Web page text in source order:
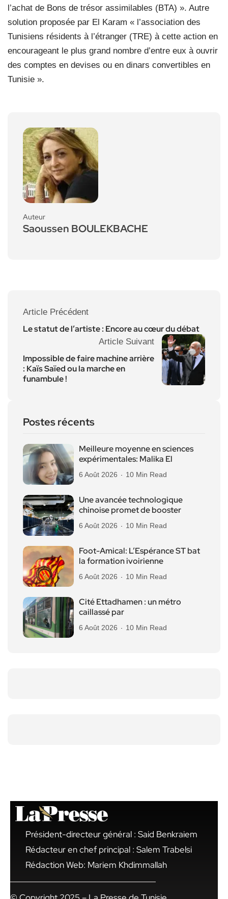
l’achat de Bons de trésor assimilables (BTA) ». Autre
solution proposée par El Karam « l’association des
Tunisiens résidents à l’étranger (TRE) à cette action en
encourageant le plus grand nombre d’entre eux à ouvrir
des comptes en devises ou en dinars convertibles en
Tunisie ».
Auteur
Saoussen BOULEKBACHE
Article Précédent
Le statut de l’artiste : Encore au cœur du débat
Article Suivant
Impossible de faire machine arrière
: Kaïs Saïed ou la marche en
funambule !
Postes récents
Meilleure moyenne en sciences
expérimentales: Malika El
6 Août 2026 10 Min Read
Une avancée technologique
chinoise promet de booster
6 Août 2026 10 Min Read
Foot-Amical: L’Espérance ST bat
la formation ivoirienne
6 Août 2026 10 Min Read
Cité Ettadhamen : un métro
caillassé par
6 Août 2026 10 Min Read
Président-directeur général : Said Benkraiem
Rédacteur en chef principal : Salem Trabelsi
Rédaction Web: Mariem Khdimmallah